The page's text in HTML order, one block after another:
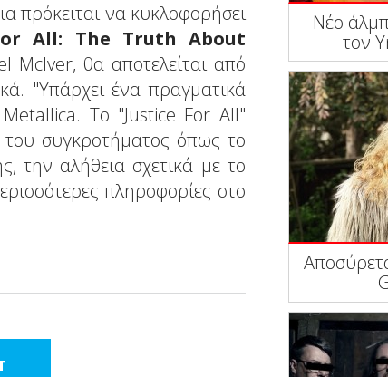
πρόκειται να κυκλοφορήσει
All: The Truth About
McIver, θα αποτελείται από
"Υπάρχει ένα πραγματικά
Το "Justice For All"
συγκροτήματος όπως το
την αλήθεια σχετικά με το
πληροφορίες στο
Νέο
τον